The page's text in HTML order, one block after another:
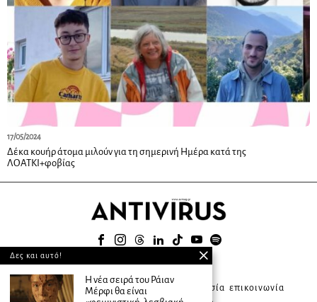
17/05/2024
Δέκα κουήρ άτομα μιλούν για τη σημερινή Ημέρα κατά της
ΛΟΑΤΚΙ+φοβίας
© 2025
about ANTIVIRUS συνδρομητική υπηρεσία επικοινωνία
Δες και αυτό!
Η νέα σειρά του Ράιαν
Μέρφι θα είναι